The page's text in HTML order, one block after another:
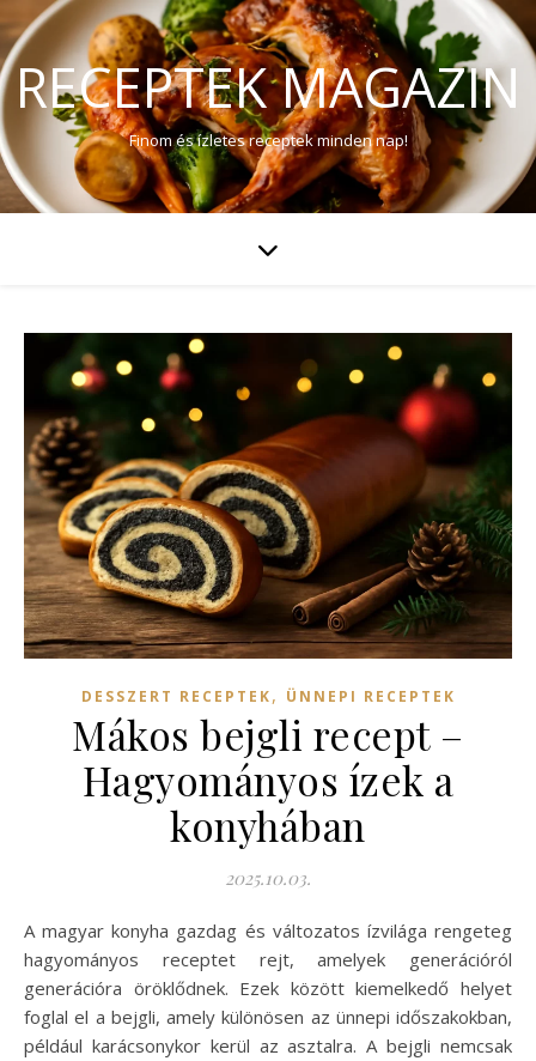
RECEPTEK MAGAZIN
Finom és ízletes receptek minden nap!
DESSZERT RECEPTEK, ÜNNEPI RECEPTEK
Mákos bejgli recept –
Hagyományos ízek a
konyhában
2025.10.03.
A magyar konyha gazdag és változatos ízvilága rengeteg
hagyományos receptet rejt, amelyek generációról
generációra öröklődnek. Ezek között kiemelkedő helyet
foglal el a bejgli, amely különösen az ünnepi időszakokban,
például karácsonykor kerül az asztalra. A bejgli nemcsak